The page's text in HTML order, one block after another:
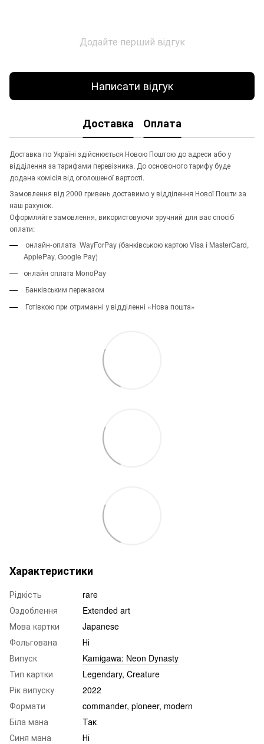
Додайте перший відгук
Написати відгук
Доставка Оплата
Доставка по Україні здійснюється Новою Поштою до адреси або у
відділення за тарифами перевізника. До основоного тарифу буде
додана комісія від оголошеної вартості.
Замовлення від 2000 гривень доставимо у відділення Нової Пошти за
наш рахунок.
Оформляйте замовлення, використовуючи зручний для вас спосіб
оплати:
онлайн-оплата WayForPay (банківською картою Visa і MasterCard,
ApplePay, Google Pay)
онлайн оплата MonoPay
Банківським переказом
Готівкою при отриманні у відділенні «Нова пошта»
Характеристики
Рідкість
rare
Оздоблення
Extended art
Мова картки
Japanese
Фольгована
Ні
Випуск
Kamigawa: Neon Dynasty
Тип картки
Legendary, Creature
Рік випуску
2022
Формати
commander, pioneer, modern
Біла мана
Так
Синя мана
Ні